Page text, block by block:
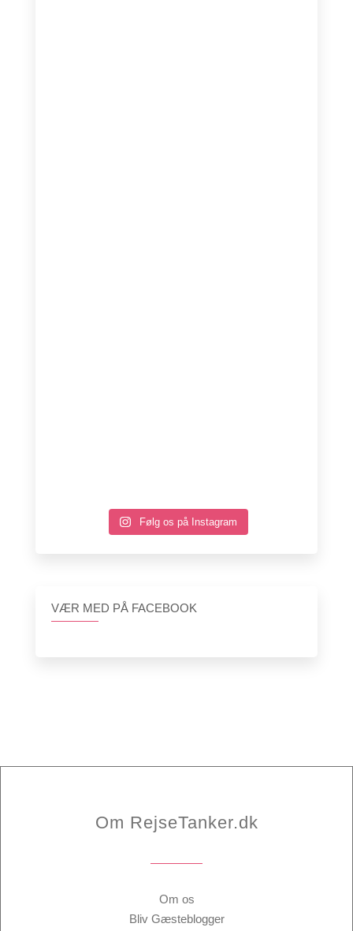
Følg os på Instagram
VÆR MED PÅ FACEBOOK
Om RejseTanker.dk
Om os
Bliv Gæsteblogger